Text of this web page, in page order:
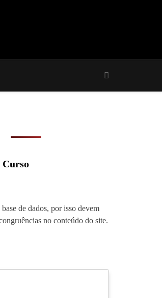
Curso
de dados, por isso devem
no conteúdo do site.